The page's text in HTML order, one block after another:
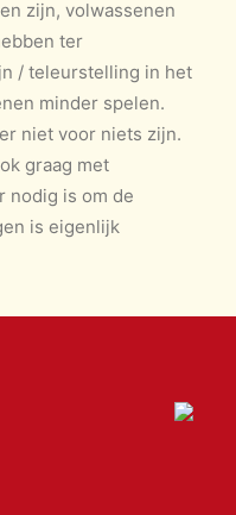
zijn, volwassenen
ter
/ teleurstelling in het
minder spelen.
niet voor niets zijn.
graag met
nodig is om de
is eigenlijk